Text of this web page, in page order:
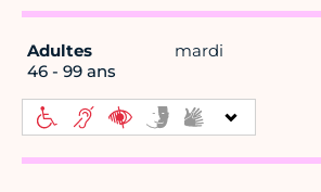
Adultes
46 - 99 ans
mardi